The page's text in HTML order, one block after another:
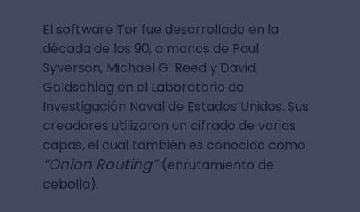
El software Tor fue desarrollado en la
década de los 90, a manos de Paul
Syverson, Michael G. Reed y David
Goldschlag en el Laboratorio de
Investigación Naval de Estados Unidos. Sus
creadores utilizaron un cifrado de varias
capas, el cual también es conocido como
“Onion Routing” (enrutamiento de
cebolla).